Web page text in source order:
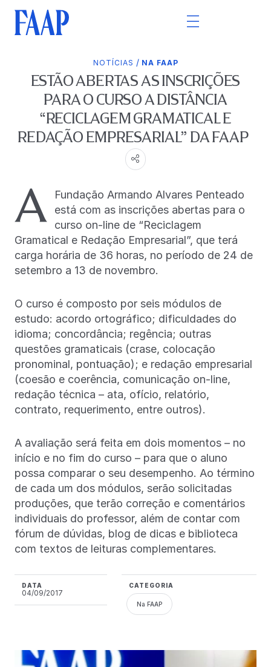
NOTÍCIAS / NA FAAP
ESTÃO ABERTAS AS INSCRIÇÕES
PARA O CURSO A DISTÂNCIA
“RECICLAGEM GRAMATICAL E
REDAÇÃO EMPRESARIAL” DA FAAP
A
Fundação Armando Alvares Penteado
está com as inscrições abertas para o
curso on-line de “Reciclagem
Gramatical e Redação Empresarial”, que terá
carga horária de 36 horas, no período de 24 de
setembro a 13 de novembro.
O curso é composto por seis módulos de
estudo: acordo ortográfico; dificuldades do
idioma; concordância; regência; outras
questões gramaticais (crase, colocação
pronominal, pontuação); e redação empresarial
(coesão e coerência, comunicação on-line,
redação técnica – ata, ofício, relatório,
contrato, requerimento, entre outros).
A avaliação será feita em dois momentos – no
início e no fim do curso – para que o aluno
possa comparar o seu desempenho. Ao término
de cada um dos módulos, serão solicitadas
produções, que terão correção e comentários
individuais do professor, além de contar com
fórum de dúvidas, blog de dicas e biblioteca
com textos de leituras complementares.
DATA
04/09/2017
CATEGORIA
Na FAAP